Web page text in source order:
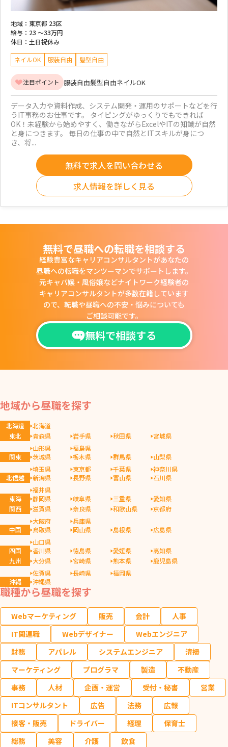
地域： 東京都 23区
給与： 23 ～33万円
休日： 土日祝休み
ネイルOK 服装自由 髪型自由
注目ポイント 服装自由髪型自由ネイルOK
データ入力や資料作成、システム開発・運用のサポートなどを行
うIT事務のお仕事です。 タイピングがゆっくりでもできれば
OK！未経験から始めやすく、働きながらExcelやITの知識が自然
と身につきます。 毎日の仕事の中で自然とITスキルが身につ
き、将...
無料で求人を問い合わせる
求人情報を詳しく見る
無料で昼職への転職を相談する
経験豊富なキャリアコンサルタントがあなたの
昼職への転職をマンツーマンでサポートします。
元キャバ嬢・風俗嬢などナイトワーク経験者の
キャリアコンサルタントが多数在籍しています
ので、 転職や昼職への不安・悩みについても
ご相談可能です。
無料で相談する
地域から昼職を探す
北海道
北海道
東北
青森県 岩手県 秋田県
宮城県
山形県
福島県
関東
茨城県 栃木県 群馬県
山梨県
埼玉県
東京都 千葉県
神奈川県
北信越
新潟県 長野県 富山県
石川県
福井県
東海
静岡県 岐阜県 三重県
愛知県
関西
滋賀県 奈良県 和歌山県
京都府
大阪府
兵庫県
中国
鳥取県 岡山県 島根県
広島県
山口県
四国
香川県 徳島県 愛媛県
高知県
九州
大分県 宮崎県 熊本県
鹿児島県
佐賀県
長崎県
福岡県
沖縄
沖縄県
職種から昼職を探す
Webマーケティング 販売 会計
人事
IT関連職
Webデザイナー
Webエンジニア
財務
アパレル システムエンジニア
清掃
マーケティング
プログラマ 製造
不動産
事務
人材 企画・運営 受付・秘書
営業
ITコンサルタント
広告 法務
広報
接客・販売
ドライバー 経理
保育士
総務
美容 介護 飲食